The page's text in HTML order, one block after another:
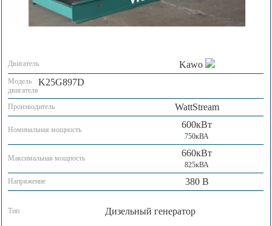
Двигатель Kawo
Модель
двигателя
K25G897D
Производитель WattStream
Номинальная мощность 600кВт
750кВА
Максимальная мощность 660кВт
825кВА
Напряжение
380 В
Тип Дизельный генератор